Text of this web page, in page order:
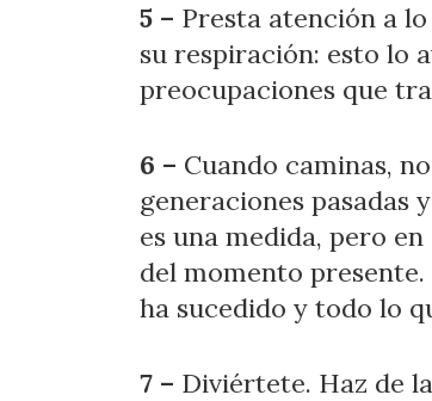
5 – Presta atención a
su respiración: esto lo
preocupaciones que
6 – Cuando caminas,
generaciones pasadas
es una medida, pero
del momento
ha sucedido y todo lo
7 – Diviértete. Haz de